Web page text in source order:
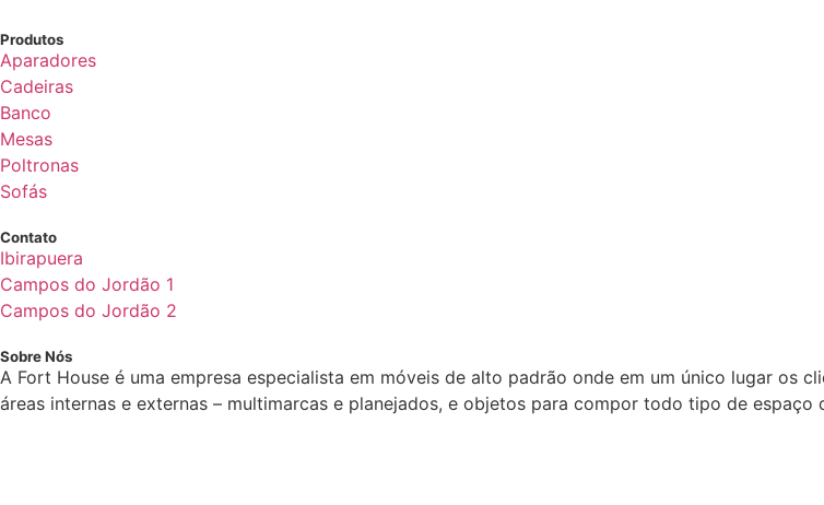
Produtos
Aparadores
Cadeiras
Banco
Mesas
Poltronas
Sofás
Contato
Ibirapuera
Campos do Jordão 1
Campos do Jordão 2
Sobre Nós
A Fort House é uma empresa especialista em móveis de alto padrão onde em um único lugar os
áreas internas e externas – multimarcas e planejados, e objetos para compor todo tipo de espaço